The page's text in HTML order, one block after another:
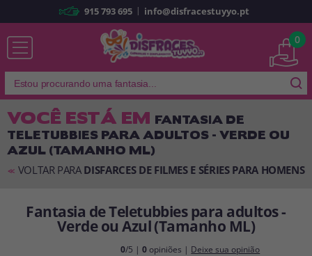
Já sou cliente
Lembrar-me Esqueceu sua senha?
ENTRAR
É a minha primeira vez
Sou novo
915 793 695 | info@disfracestuyyo.pt
0
VOCÊ ESTÁ EM FANTASIA DE
TELETUBBIES PARA ADULTOS - VERDE OU
AZUL (TAMANHO ML)
<< VOLTAR PARA DISFARCES DE FILMES E SÉRIES PARA HOMENS
Fantasia de Teletubbies para adultos -
Verde ou Azul (Tamanho ML)
0/5 |0 opiniões | Deixe sua opinião